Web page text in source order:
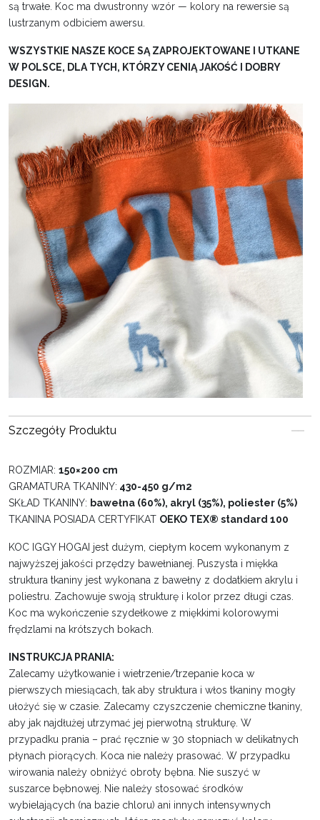
są trwałe. Koc ma dwustronny wzór — kolory na rewersie są
lustrzanym odbiciem awersu.
WSZYSTKIE NASZE KOCE SĄ ZAPROJEKTOWANE I UTKANE
W POLSCE, DLA TYCH, KTÓRZY CENIĄ JAKOŚĆ I DOBRY
DESIGN.
Szczegóły Produktu
ROZMIAR: 150×200 cm
GRAMATURA TKANINY: 430-450 g/m2
SKŁAD TKANINY: bawełna (60%), akryl (35%), poliester (5%)
TKANINA POSIADA CERTYFIKAT OEKO TEX® standard 100
KOC IGGY HOGAI jest dużym, ciepłym kocem wykonanym z
najwyższej jakości przędzy bawełnianej. Puszysta i miękka
struktura tkaniny jest wykonana z bawełny z dodatkiem akrylu i
poliestru. Zachowuje swoją strukturę i kolor przez długi czas.
Koc ma wykończenie szydełkowe z miękkimi kolorowymi
frędzlami na krótszych bokach.
INSTRUKCJA PRANIA:
Zalecamy użytkowanie i wietrzenie/trzepanie koca w
pierwszych miesiącach, tak aby struktura i włos tkaniny mogły
ułożyć się w czasie. Zalecamy czyszczenie chemiczne tkaniny,
aby jak najdłużej utrzymać jej pierwotną strukturę. W
przypadku prania – prać ręcznie w 30 stopniach w delikatnych
płynach piorących. Koca nie należy prasować. W przypadku
wirowania należy obniżyć obroty bębna. Nie suszyć w
suszarce bębnowej. Nie należy stosować środków
wybielających (na bazie chloru) ani innych intensywnych